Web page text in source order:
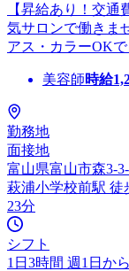
【昇給あり！交
気サロンで働きま
アス・カラーOK
美容師時給
勤務地
面接地
富山県富山市森3-
萩浦小学校前駅 徒
23分
シフト
1日3時間 週1日か